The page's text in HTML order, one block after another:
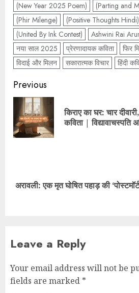
(New Year 2025 Poem)
(Parting and
(Phir Milenge)
(Positive Thoughts Hindi)
(United By Ink Contest)
Ashwini Rai
नया साल 2025
प्रेरणादायक कविता फिर
विदाई और मिलन
सकारात्मक विचार हिंदी
Previous
किराए का घर: चार
कविता | विद्यावाचस्पति
अरावली: एक मृत घोषित पहाड़ की
Leave a Reply
Your email address will not be
fields are marked *